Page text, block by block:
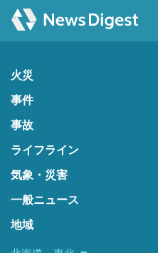
火災
事件
事故
ライフライン
気象・災害
一般ニュース
地域